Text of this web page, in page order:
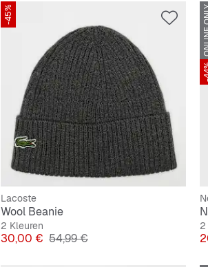
-45%
Lacoste
Wool Beanie
2 Kleuren
Prijs
30,00 € Originele Prijs
54,99 €
-
2